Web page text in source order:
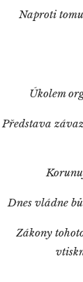
Naproti
Úkolem
Představa
Dnes vládne
Zákony